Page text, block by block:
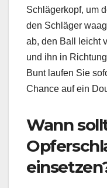
Schlägerkopf, um
den Schläger
ab, den Ball leicht
und ihn in
Bunt laufen Sie
Chance auf ein
Wann